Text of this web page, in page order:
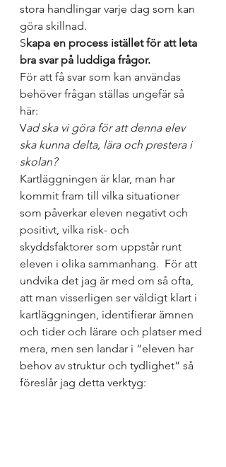
stora handlingar varje dag som kan
göra skillnad.
Skapa en process istället för att leta
bra svar på luddiga frågor.
För att få svar som kan användas
behöver frågan ställas ungefär så
här:
Vad ska vi göra för att denna elev
ska kunna delta, lära och prestera i
skolan?
Kartläggningen är klar, man har
kommit fram till vilka situationer
som påverkar eleven negativt och
positivt, vilka risk- och
skyddsfaktorer som uppstår runt
eleven i olika sammanhang.  För att
undvika det jag är med om så ofta,
att man visserligen ser väldigt klart i
kartläggningen, identifierar ämnen
och tider och lärare och platser med
mera, men sen landar i “eleven har
behov av struktur och tydlighet” så
föreslår jag detta verktyg: